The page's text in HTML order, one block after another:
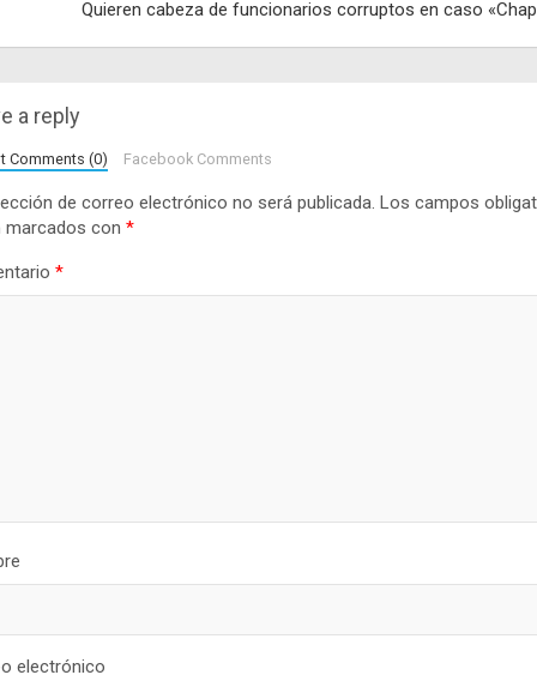
Quieren cabeza de funcionarios corruptos en caso
a reply
Comments (0) Facebook Comments
de correo electrónico no será publicada. Los campos
marcados con *
*
electrónico